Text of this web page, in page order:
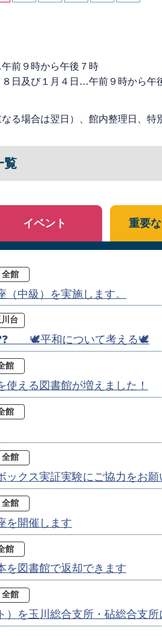
前９時から午後７時
日及び１月４日…午前９時から午
る場合は翌日）、館内整理日、特
覧
全館
中級）を実施します。
台
🕊️平和について考える🕊️
館
える図書館が増えました！
館
全館
ックス実証実験にご協力をお願
全館
を開催します
館
を図書館で返却できます
全館
）を玉川総合支所・砧総合支所
イベント 重要